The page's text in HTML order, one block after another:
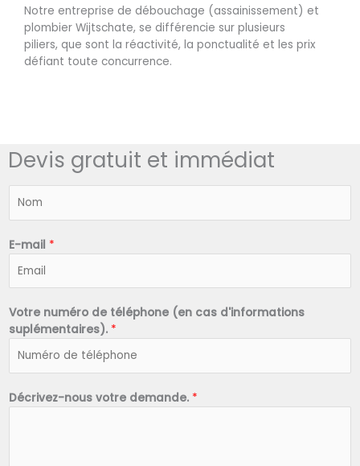
Notre entreprise de débouchage (assainissement) et
plombier Wijtschate, se différencie sur plusieurs
piliers, que sont la réactivité, la ponctualité et les prix
défiant toute concurrence.
Devis gratuit et immédiat
*
E-mail *
Votre numéro de téléphone (en cas d'informations
suplémentaires). *
Décrivez-nous votre demande. *